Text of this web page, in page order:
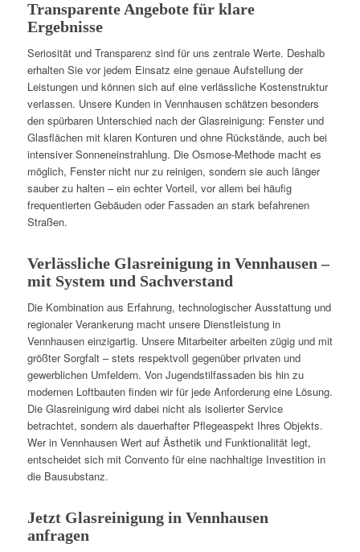
Transparente Angebote für klare
Ergebnisse
Seriosität und Transparenz sind für uns zentrale Werte. Deshalb
erhalten Sie vor jedem Einsatz eine genaue Aufstellung der
Leistungen und können sich auf eine verlässliche Kostenstruktur
verlassen. Unsere Kunden in Vennhausen schätzen besonders
den spürbaren Unterschied nach der Glasreinigung: Fenster und
Glasflächen mit klaren Konturen und ohne Rückstände, auch bei
intensiver Sonneneinstrahlung. Die Osmose-Methode macht es
möglich, Fenster nicht nur zu reinigen, sondern sie auch länger
sauber zu halten – ein echter Vorteil, vor allem bei häufig
frequentierten Gebäuden oder Fassaden an stark befahrenen
Straßen.
Verlässliche Glasreinigung in Vennhausen –
mit System und Sachverstand
Die Kombination aus Erfahrung, technologischer Ausstattung und
regionaler Verankerung macht unsere Dienstleistung in
Vennhausen einzigartig. Unsere Mitarbeiter arbeiten zügig und mit
größter Sorgfalt – stets respektvoll gegenüber privaten und
gewerblichen Umfeldern. Von Jugendstilfassaden bis hin zu
modernen Loftbauten finden wir für jede Anforderung eine Lösung.
Die Glasreinigung wird dabei nicht als isolierter Service
betrachtet, sondern als dauerhafter Pflegeaspekt Ihres Objekts.
Wer in Vennhausen Wert auf Ästhetik und Funktionalität legt,
entscheidet sich mit Convento für eine nachhaltige Investition in
die Bausubstanz.
Jetzt Glasreinigung in Vennhausen
anfragen